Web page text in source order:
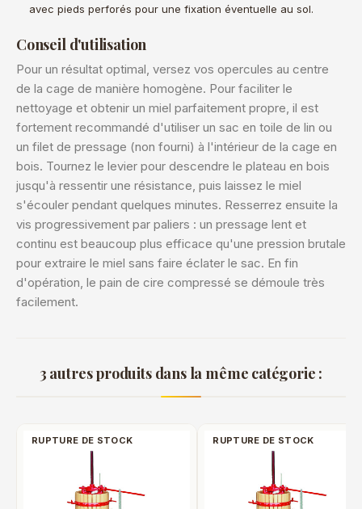
avec pieds perforés pour une fixation éventuelle au sol.
Conseil d'utilisation
Pour un résultat optimal, versez vos opercules au centre
de la cage de manière homogène. Pour faciliter le
nettoyage et obtenir un miel parfaitement propre, il est
fortement recommandé d'utiliser un sac en toile de lin ou
un filet de pressage (non fourni) à l'intérieur de la cage en
bois. Tournez le levier pour descendre le plateau en bois
jusqu'à ressentir une résistance, puis laissez le miel
s'écouler pendant quelques minutes. Resserrez ensuite la
vis progressivement par paliers : un pressage lent et
continu est beaucoup plus efficace qu'une pression brutale
pour extraire le miel sans faire éclater le sac. En fin
d'opération, le pain de cire compressé se démoule très
facilement.
3 autres produits dans la même catégorie :
RUPTURE DE STOCK RUPTURE DE STOCK